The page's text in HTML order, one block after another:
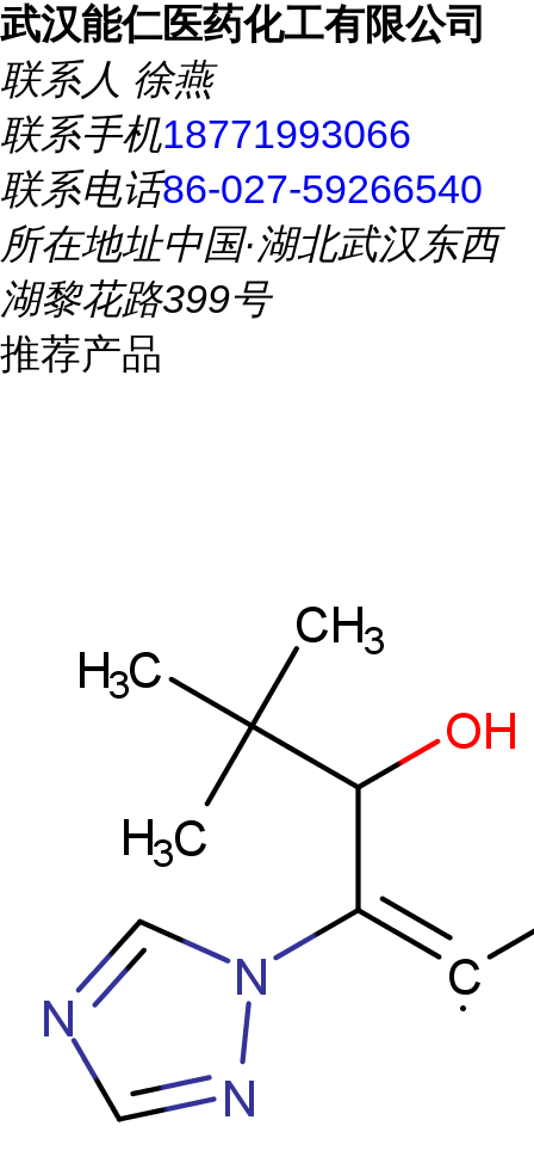
武汉能仁医药化工有限公司
联系人 徐燕
联系手机18771993066
联系电话86-027-59266540
所在地址中国·湖北武汉东西
湖黎花路399号
推荐产品